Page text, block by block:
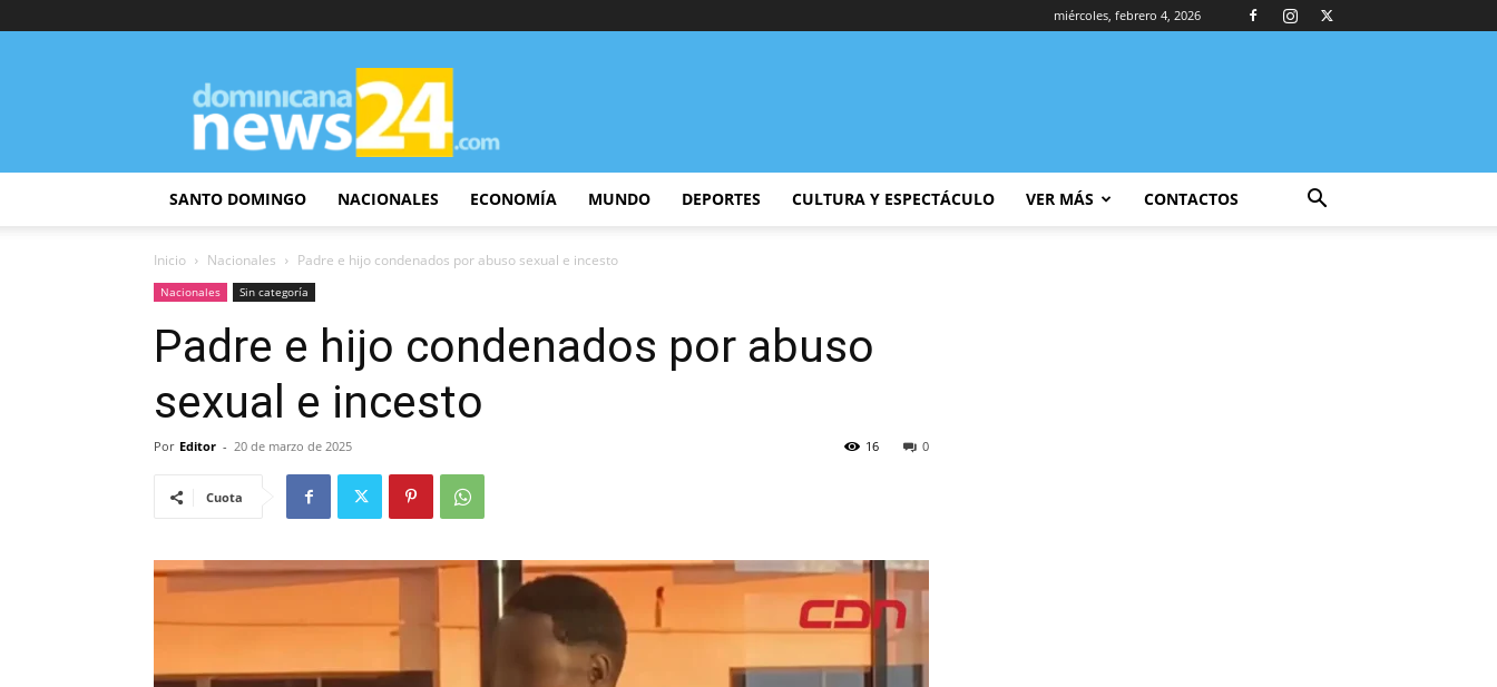
miércoles, febrero 4, 2026
DominicanaNews24
SANTO DOMINGO NACIONALES ECONOMÍA MUNDO DEPORTES CULTURA Y ESPECTÁCULO VER MÁS CONTACTOS
Inicio Nacionales Padre e hijo condenados por abuso sexual e incesto
Nacionales Sin categoría
Padre e hijo condenados por abuso
sexual e incesto
Por Editor - 20 de marzo de 2025 0
16
Cuota